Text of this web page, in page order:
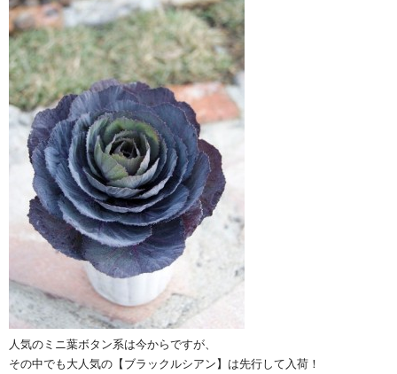
人気のミニ葉ボタン系は今からですが、
その中でも大人気の【ブラックルシアン】は先行して入荷！